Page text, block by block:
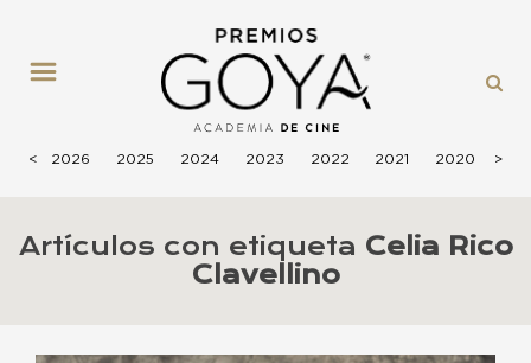
< 2026 2025 2024 2023 2022 2021 2020 >
Artículos con etiqueta Celia Rico
Clavellino